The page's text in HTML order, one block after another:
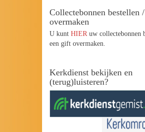
Collectebonnen bestellen
overmaken
U kuntHIER uw collectebonnen
een gift overmaken.
Kerkdienst bekijken en
(terug)luisteren?